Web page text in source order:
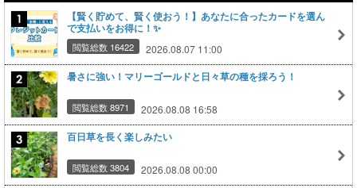
【賢く貯めて、賢く使おう！】あなたに合ったカードを選ん
で支払いをお得に！✨
閲覧総数 16422 2026.08.07 11:00
暑さに強い！マリーゴールドと日々草の種を採ろう！
閲覧総数 8971 2026.08.08 16:58
百日草を長く楽しみたい
閲覧総数 3804 2026.08.08 00:00